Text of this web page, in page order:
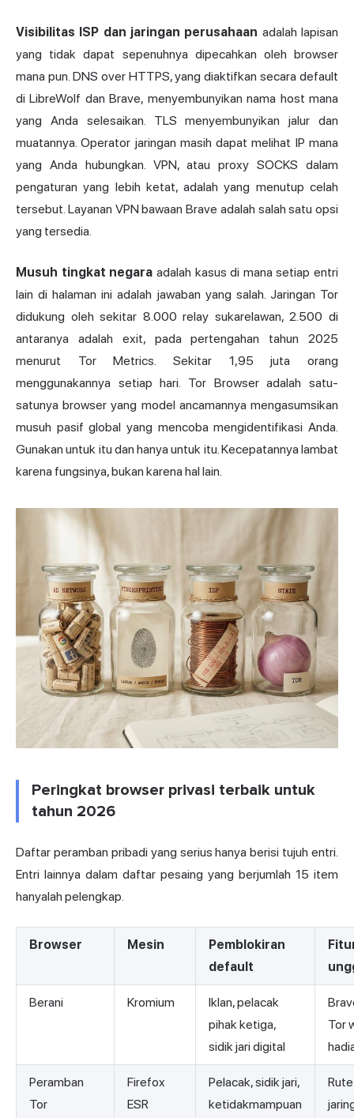
Visibilitas ISP dan jaringan perusahaan adalah lapisan
yang tidak dapat sepenuhnya dipecahkan oleh browser
mana pun. DNS over HTTPS, yang diaktifkan secara default
di LibreWolf dan Brave, menyembunyikan nama host mana
yang Anda selesaikan. TLS menyembunyikan jalur dan
muatannya. Operator jaringan masih dapat melihat IP mana
yang Anda hubungkan. VPN, atau proxy SOCKS dalam
pengaturan yang lebih ketat, adalah yang menutup celah
tersebut. Layanan VPN bawaan Brave adalah salah satu opsi
yang tersedia.
Musuh tingkat negara adalah kasus di mana setiap entri
lain di halaman ini adalah jawaban yang salah. Jaringan Tor
didukung oleh sekitar 8.000 relay sukarelawan, 2.500 di
antaranya adalah exit, pada pertengahan tahun 2025
menurut Tor Metrics. Sekitar 1,95 juta orang
menggunakannya setiap hari. Tor Browser adalah satu-
satunya browser yang model ancamannya mengasumsikan
musuh pasif global yang mencoba mengidentifikasi Anda.
Gunakan untuk itu dan hanya untuk itu. Kecepatannya lambat
karena fungsinya, bukan karena hal lain.
Peringkat browser privasi terbaik untuk
tahun 2026
Daftar peramban pribadi yang serius hanya berisi tujuh entri.
Entri lainnya dalam daftar pesaing yang berjumlah 15 item
hanyalah pelengkap.
Browser Mesin
Pemblokiran
default
Berani Kromium
Iklan, pelacak
pihak ketiga,
sidik jari digital
Tor
Peramban
Tor
Firefox
ESR
Pelacak, sidik jari,
ketidakmampuan